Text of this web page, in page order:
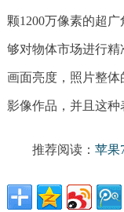
颗1200万像素的超
够对物体市场进行
画面亮度，照片整
影像作品，并且这种
推荐阅读： 苹果